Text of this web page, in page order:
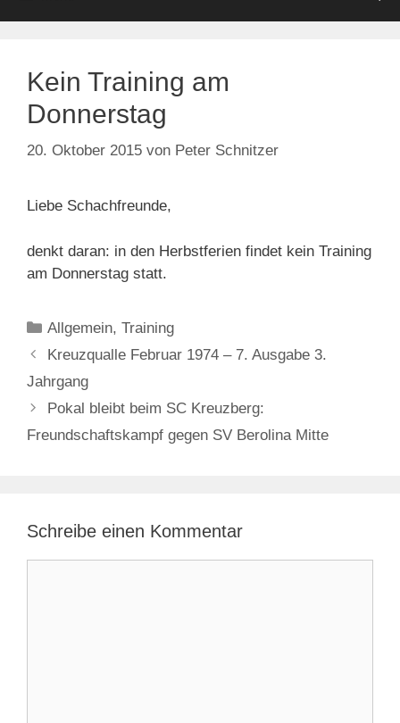
Kein Training am
Donnerstag
20. Oktober 2015 von Peter Schnitzer
Liebe Schachfreunde,
denkt daran: in den Herbstferien findet kein Training
am Donnerstag statt.
Kategorien
Allgemein,Training
Kreuzqualle Februar 1974 – 7. Ausgabe 3.
Jahrgang
Pokal bleibt beim SC Kreuzberg:
Freundschaftskampf gegen SV Berolina Mitte
Schreibe einen Kommentar